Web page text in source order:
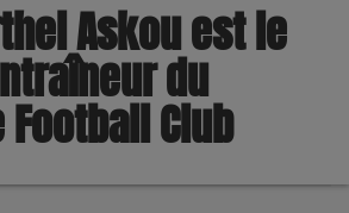
Askou est le
du
Club